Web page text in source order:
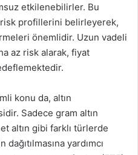
etkilenebilirler. Bu
risk profillerini belirleyerek,
önemlidir. Uzun vadeli
az risk alarak, fiyat
konu da, altın
Sadece gram altın
altın gibi farklı türlerde
dağıtılmasına yardımcı